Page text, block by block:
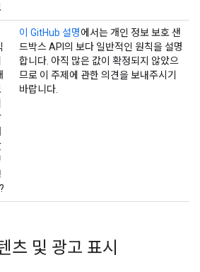
이 GitHub 설명에서는 개인 정보 보호 샌
드박스 API의 보다 일반적인 원칙을 설명
합니다. 아직 많은 값이 확정되지 않았으
므로 이 주제에 관한 의견을 보내주시기
바랍니다.
츠 및 광고 표시